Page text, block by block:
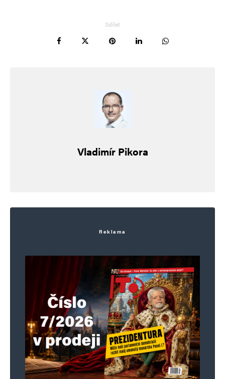
Informujte mě o nových komentářích e-mailem.
Informujte mě o nových příspěvcích e-mailem.
Alternative:
Sdílet
Vladimír Pikora
Reklama